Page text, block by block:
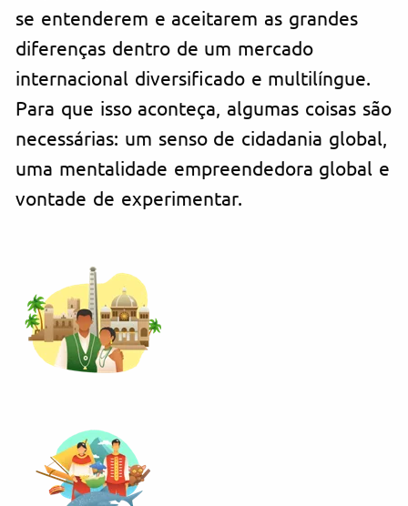
se entenderem e aceitarem as grandes
diferenças dentro de um mercado
internacional diversificado e multilíngue.
Para que isso aconteça, algumas coisas são
necessárias: um senso de cidadania global,
uma mentalidade empreendedora global e
vontade de experimentar.